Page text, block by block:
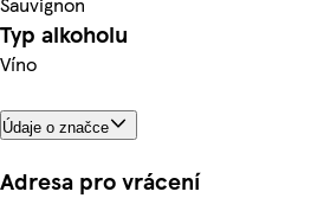
Typ alkoholu
Víno
Údaje o značce
Adresa pro vrácení